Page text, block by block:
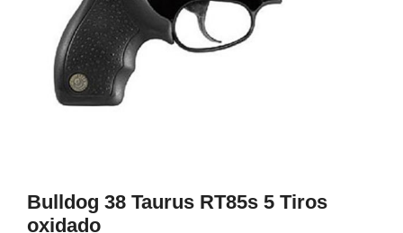
Bulldog 38 Taurus RT85s 5 Tiros
oxidado